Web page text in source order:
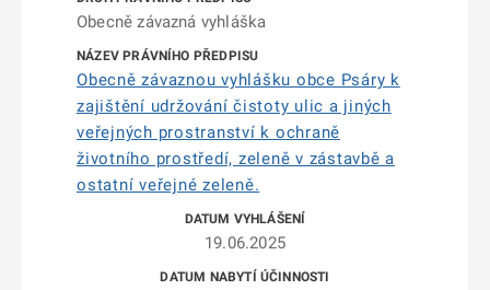
Obecně závazná vyhláška
Obecně závaznou vyhlášku obce Psáry k
zajištění udržování čistoty ulic a jiných
veřejných prostranství k ochraně
životního prostředí, zeleně v zástavbě a
ostatní veřejné zeleně.
19.06.2025